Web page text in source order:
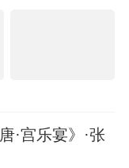
·宫乐宴》·张